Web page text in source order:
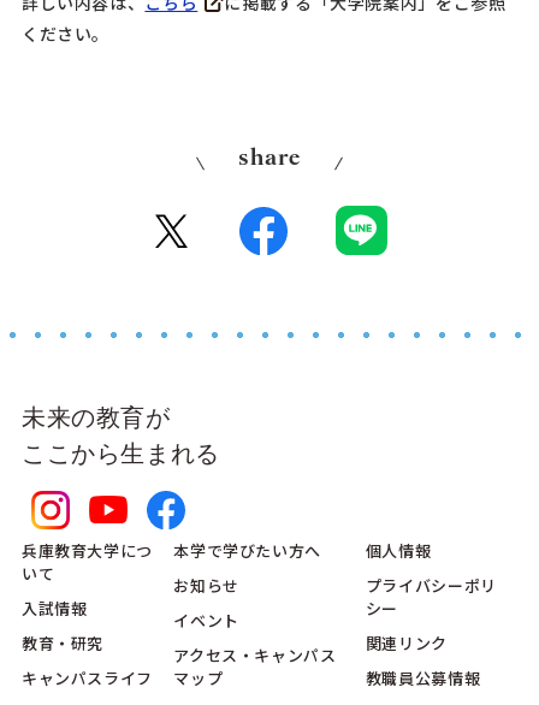
ください。
share
未来の教育が
ここから生まれる
兵庫教育大学につ
いて
入試情報
教育・研究
キャンパスライフ
本学で学びたい方へ
お知らせ
イベント
アクセス・キャンパス
マップ
個人情報
プライバシーポリ
シー
関連リンク
教職員公募情報